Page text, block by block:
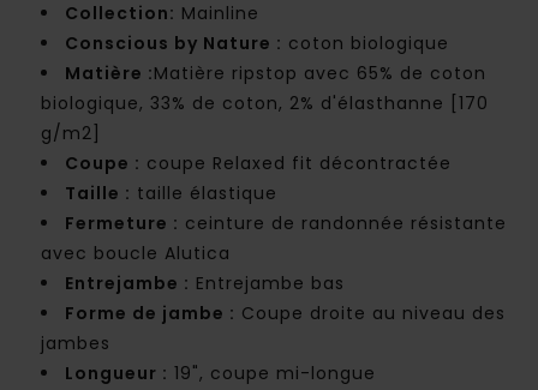
Collection: Mainline
Conscious by Nature : coton biologique
Matière :Matière ripstop avec 65% de coton
biologique, 33% de coton, 2% d'élasthanne [170
g/m2]
Coupe : coupe Relaxed fit décontractée
Taille : taille élastique
Fermeture : ceinture de randonnée résistante
avec boucle Alutica
Entrejambe : Entrejambe bas
Forme de jambe : Coupe droite au niveau des
jambes
Longueur : 19", coupe mi-longue